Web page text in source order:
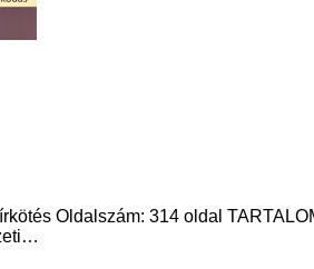
Oldalszám: 314 oldal